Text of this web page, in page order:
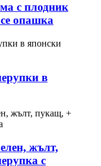
с плодник
опашка
в
жълт,
с